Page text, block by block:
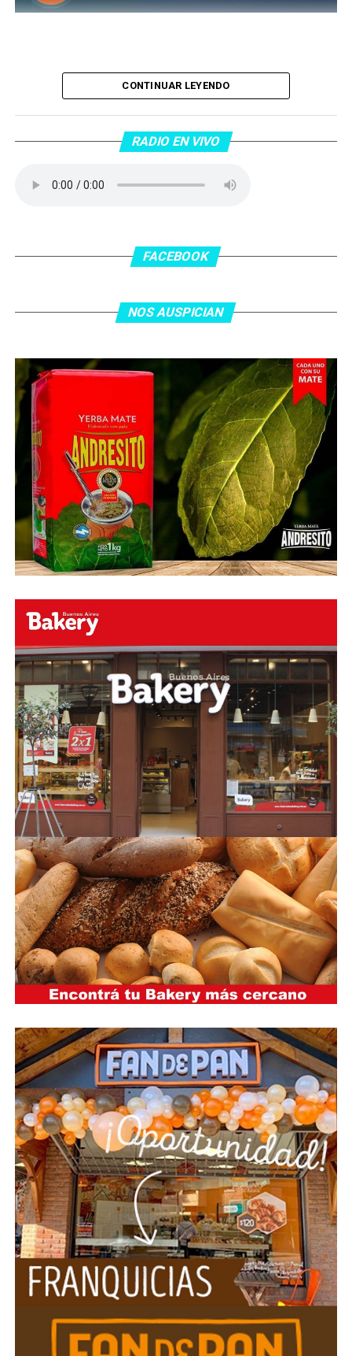
Piantaos por el Tango. Piantaos por el Tango es un
programa radiofónico semanal conducido y dirigido por
Raúl Mamone con el objetivo de difundir el Tango desde
O ingresa
de nuestras redes sociales Te
esperamos en el portal de la #radio con la mejor
información y la mejor #música…
#Folklore #tango
#Rock #Nacional,
#RockInternacional,
#RockandRoll, #Noticias y la mejor #Música
Te
esperamos
Faceboock: H2O Radio
Onlinehttps://www.facebook.com/h2oradioonline
CONTINUAR LEYENDO
RADIO EN VIVO
FACEBOOK
NOS AUSPICIAN